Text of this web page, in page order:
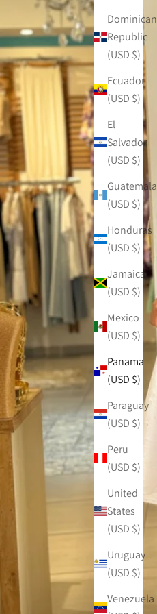
Dominican
Republic
(USD $)
Ecuador
(USD $)
El
Salvador
(USD $)
Guatemala
(USD $)
Honduras
(USD $)
Jamaica
(USD $)
Mexico
(USD $)
Panama
(USD $)
Paraguay
(USD $)
Peru
(USD $)
United
States
(USD $)
Uruguay
(USD $)
Venezuela